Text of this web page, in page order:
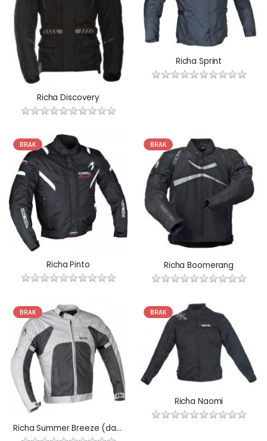
Richa Discovery
Richa Sprint
BRAK
Richa Pinto
BRAK
Richa Boomerang
BRAK
Richa Summer Breeze (damska)
BRAK
Richa Naomi